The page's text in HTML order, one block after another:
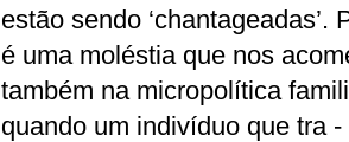
estão sendo ‘chantageadas’.
é uma moléstia que nos
também na micropolítica
quando um indivíduo que tra